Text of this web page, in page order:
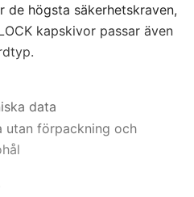
de högsta säkerhetskraven,
kapskivor passar även
data
utan förpackning och